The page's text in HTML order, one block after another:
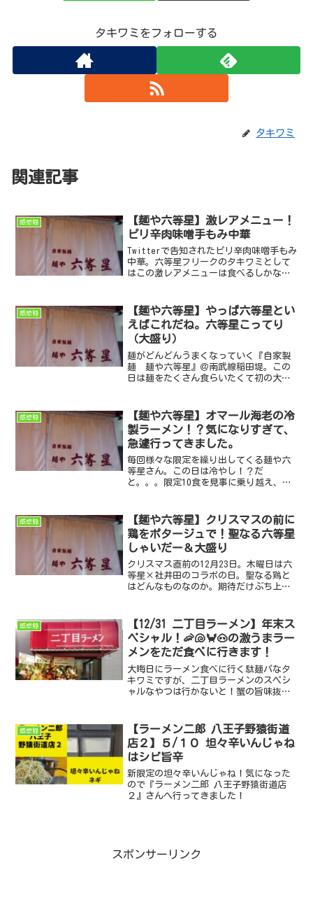
タキワミをフォローする
タキワミ
関連記事
感想録
【麺や六等星】激レアメニュー！
ピリ辛肉味噌手もみ中華
Twitterで告知されたピリ辛肉味噌手もみ
中華。六等星フリークのタキワミとして
はこの激レアメニューは食べるしかな
感想録
【麺や六等星】やっぱ六等星とい
えばこれだね。六等星こってり
（大盛り）
麺がどんどんうまくなっていく『自家製
麺 麺や六等星』＠南武線稲田堤。この
日は麺をたくさん食らいたくて初の大盛
ないと損ですよ！
感想録
【麺や六等星】オマール海老の冷
製ラーメン！？気になりすぎて、
急遽行ってきました。
毎回様々な限定を繰り出してくる麺や六
等星さん。この日は冷やし！？だ
と。。。限定10食を見事に乗り越え、食
感想録
【麺や六等星】クリスマスの前に
鶏をポタージュで！聖なる六等星
しゃいだー＆大盛り
クリスマス直前の12月23日。木曜日は六
等星×社井田のコラボの日。聖なる鶏と
はどんなものなのか。期待だけぶち上が
感想録
【12/31 二丁目ラーメン】年末ス
ペシャル！🦐🐚🦀🐽の激うまラー
メンをただ食べに行きます！
大晦日にラーメン食べに行く駄麺パなタ
キワミですが、二丁目ラーメンのスペシ
ャルなやつは行かないと！蟹の旨味抜群
感想録
【ラーメン二郎 八王子野猿街道
店２】５/１０ 坦々辛いんじゃね
はシビ旨辛
新限定の坦々辛いんじゃね！気になった
ので『ラーメン二郎 八王子野猿街道店
２』さんへ行ってきました！
スポンサーリンク